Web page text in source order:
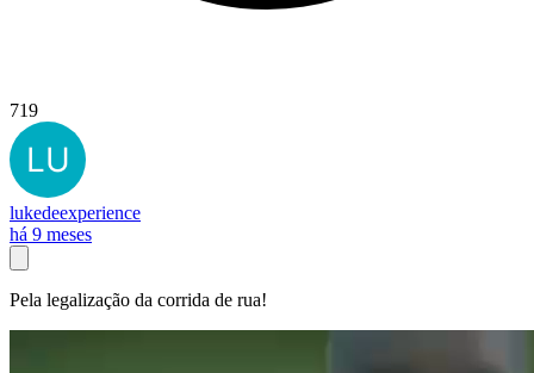
719
lukedeexperience
há 9 meses
Pela legalização da corrida de rua!